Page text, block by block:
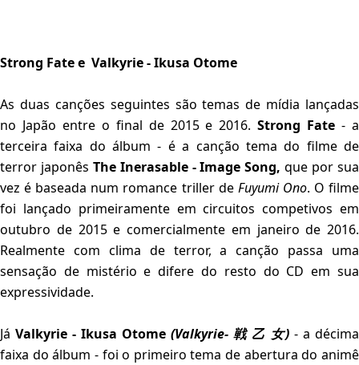
Strong Fate e Valkyrie - Ikusa Otome
As duas canções seguintes são temas de mídia lançadas
no Japão entre o final de 2015 e 2016.Strong Fate - a
terceira faixa do álbum - é a canção tema do filme de
terror japonês The Inerasable - Image Song, que por sua
vez é baseada num romance triller deFuyumi Ono. O filme
foi lançado primeiramente em circuitos competivos em
outubro de 2015 e comercialmente em janeiro de 2016.
Realmente com clima de terror, a canção passa uma
sensação de mistério e difere do resto do CD em sua
expressividade.
Já Valkyrie - Ikusa Otome(Valkyrie- 戦 乙 女) - a décima
faixa do álbum - foi o primeiro tema de abertura do animê